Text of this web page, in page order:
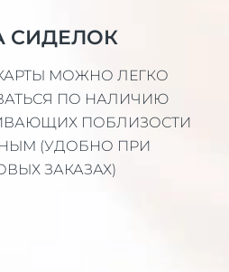
СИДЕЛОК
МОЖНО ЛЕГКО
ПО НАЛИЧИЮ
ПОБЛИЗОСТИ
(УДОБНО ПРИ
ЗАКАЗАХ)